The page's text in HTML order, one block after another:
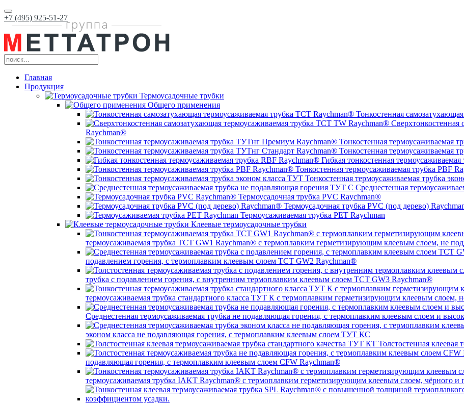
+7 (495) 925-51-27
Главная
Продукция
Термоусадочные трубки
Общего применения
Тонкостенная
Сверхтонкостенная
Raychman®
Тонкостенная термоусаживаемая
Тонкостенная термоусаживаемая
Гибкая тонкостенная
Тонкостенная термоусаживаемая трубка PBF
Тонкостенная термоусаживаемая трубка
Среднестенная
Термоусадочная трубка PVC Raychman®
Термоусадочная трубка PVC (под дерево)
Термоусаживаемая трубка PET Raychman
Клеевые термоусадочные трубки
термоусаживаемая трубка TCT GW1 Raychman® с термоплавким герметизирующим клеевым слоем, не
подавлением горения, с термоплавким клеевым слоем TCT GW2 Raychman®
трубка c подавлением горения, с внутренним термоплавким клеевым слоем TCT GW3 Raychman®
термоусаживаемая трубка стандартного класса ТУТ К с термоплавким герметизирующим клеевым слоем,
Среднестенная термоусаживаемая трубка не подавляющая горения, с термоплавким клеевым слоем и
эконом класса не подавляющая горения, с термоплавким клеевым слоем ТУТ КС
Толстостенная клеевая
подавляющая горения, с термоплавким клеевым слоем CFW Raychman®
термоусаживаемая трубка IAKT Raychman® с термоплавким герметизирующим клеевым слоем, чёрного и